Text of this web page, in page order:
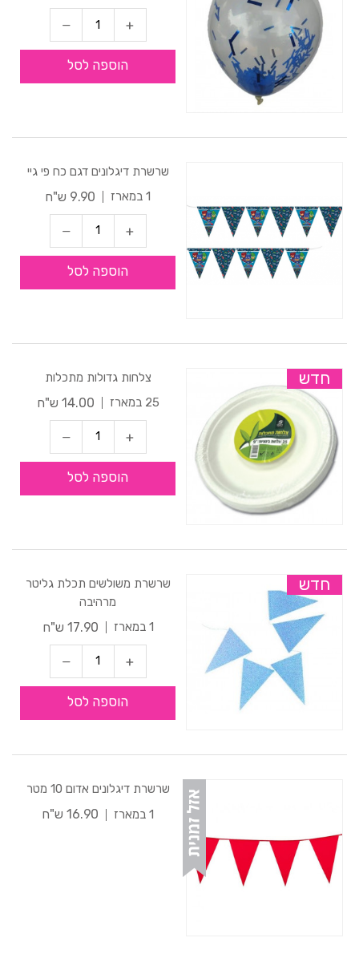
הוספה לסל
שרשרת דיגלונים דגם כח פי גיי
1 במארז
9.90 ש"ח
הוספה לסל
חדש
צלחות גדולות מתכלות
25 במארז
14.00 ש"ח
הוספה לסל
חדש
שרשרת משולשים תכלת גליטר
מרהיבה
1 במארז
17.90 ש"ח
הוספה לסל
שרשרת דיגלונים אדום 10 מטר
1 במארז
16.90 ש"ח